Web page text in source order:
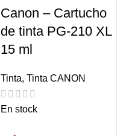
Canon – Cartucho
de tinta PG-210 XL
15 ml
Tinta, Tinta CANON
En stock